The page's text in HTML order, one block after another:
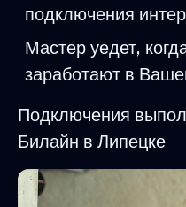
подключения
Мастер уедет,
заработают в
Подключения
Билайн в Липецке